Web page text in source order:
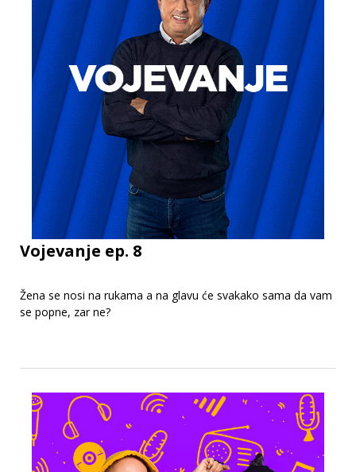
Vojevanje ep. 8
Žena se nosi na rukama a na glavu će svakako sama da vam
se popne, zar ne?